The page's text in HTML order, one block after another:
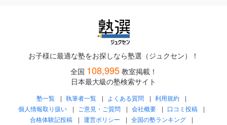
お子様に最適な塾をお探しなら塾選（ジュクセン）！
全国 108,995 教室掲載！
日本最大級の塾検索サイト
塾一覧 執筆者一覧 よくある質問
利用規約
個人情報取り扱い
ご意見・ご質問 会社概要
口コミ投稿
合格体験記投稿
運営ポリシー
全国の塾ランキング